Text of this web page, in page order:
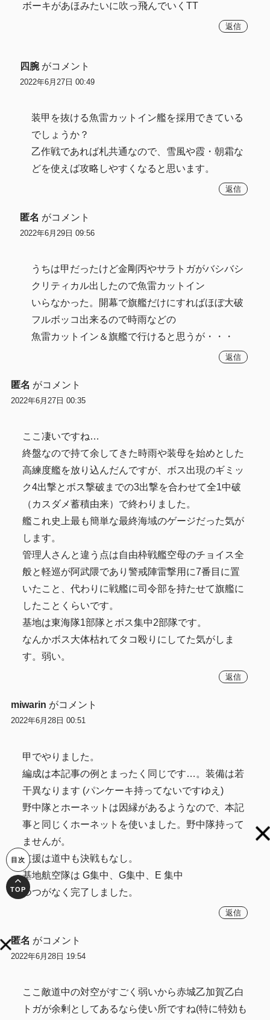
ボーキがあほみたいに吹っ飛んでいくTT
返信
四腕 がコメント
2022年6月27日 00:49
装甲を抜ける魚雷カットイン艦を採用できている
でしょうか？
乙作戦であれば札共通なので、雪風や霞・朝霜な
どを使えば攻略しやすくなると思います。
返信
匿名 がコメント
2022年6月29日 09:56
うちは甲だったけど金剛丙やサラトガがバシバシ
クリティカル出したので魚雷カットイン
いらなかった。開幕で旗艦だけにすればほぼ大破
フルボッコ出来るので時雨などの
魚雷カットイン＆旗艦で行けると思うが・・・
返信
匿名 がコメント
2022年6月27日 00:35
ここ凄いですね…
終盤なので持て余してきた時雨や装母を始めとした
高練度艦を放り込んだんですが、ボス出現のギミッ
ク4出撃とボス撃破までの3出撃を合わせて全1中破
（カスダメ蓄積由来）で終わりました。
艦これ史上最も簡単な最終海域のゲージだった気が
します。
管理人さんと違う点は自由枠戦艦空母のチョイス全
般と軽巡が阿武隈であり警戒陣雷撃用に7番目に置
いたこと、代わりに戦艦に司令部を持たせて旗艦に
したことくらいです。
基地は東海隊1部隊とボス集中2部隊です。
なんかボス大体枯れてタコ殴りにしてた気がしま
す。弱い。
返信
miwarin がコメント
2022年6月28日 00:51
甲でやりました。
編成は本記事の例とまったく同じです…。装備は若
干異なります (パンケーキ持ってないですゆえ)
野中隊とホーネットは因縁があるようなので、本記
事と同じくホーネットを使いました。野中隊持って
ませんが。
支援は道中も決戦もなし。
基地航空隊は G集中、G集中、E 集中
つつがなく完了しました。
返信
匿名 がコメント
2022年6月28日 19:54
ここ敵道中の対空がすごく弱いから赤城乙加賀乙白
トガが余剰としてあるなら使い所ですね(特に特効も